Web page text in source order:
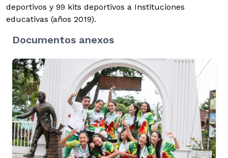
deportivos y 99 kits deportivos a Instituciones
educativas (años 2019).
Documentos anexos